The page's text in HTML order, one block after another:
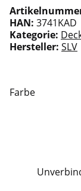
HAN: 3741KAD
Kategorie:
Hersteller: SLV
Farbe